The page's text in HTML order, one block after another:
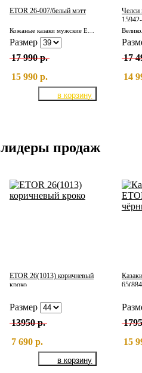
ETOR 26-007/белый мэтт
Кожаные казаки мужские ETOR 26-007/белый мэтт
Размер
17 990 р.
15 990 р.
Челси
17
14
лидеры продаж
ETOR 26(1013) коричневый
кроко
Размер
13950 р.
7 690 р.
15